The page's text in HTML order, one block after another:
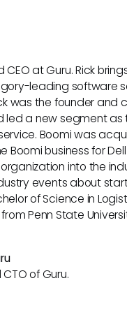
votre choix préféré
at Guru. Rick
leading software
was the founder
led a new segment
Boomi was
Boomi business for
into the
events about
of Science in
Penn State
of Guru.